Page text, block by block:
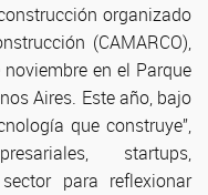
organizado
(CAMARCO),
en el Parque
Aires. Este año, bajo
que construye”,
startups,
para reflexionar